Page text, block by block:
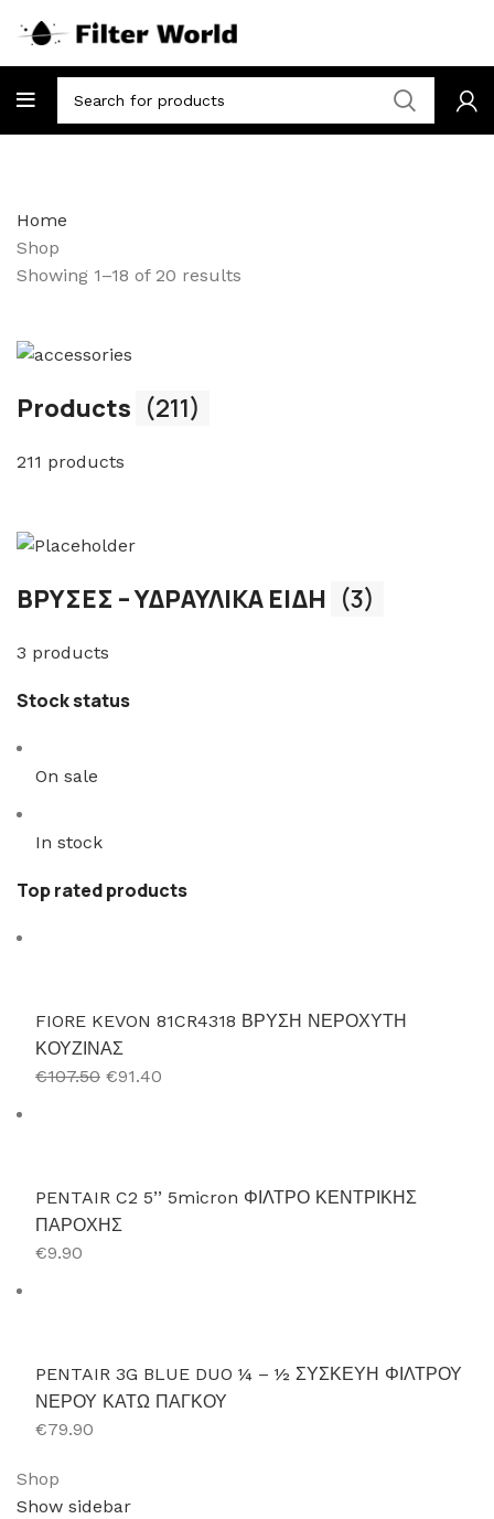
Home
Shop
Showing 1–18 of 20 results
Products (211)
211 products
ΒΡΥΣΕΣ – ΥΔΡΑΥΛΙΚΑ ΕΙΔΗ (3)
3 products
Stock status
On sale
In stock
Top rated products
FIORE KEVON 81CR4318 ΒΡΥΣΗ ΝΕΡΟΧΥΤΗ
ΚΟΥΖΙΝΑΣ
€107.50 €91.40
PENTAIR C2 5’’ 5micron ΦΙΛΤΡΟ ΚΕΝΤΡΙΚΗΣ
ΠΑΡΟΧΗΣ
€9.90
PENTAIR 3G BLUE DUO ¼ – ½ ΣΥΣΚΕΥΗ ΦΙΛΤΡΟΥ
ΝΕΡΟΥ ΚΑΤΩ ΠΑΓΚΟΥ
€79.90
Shop
Show sidebar